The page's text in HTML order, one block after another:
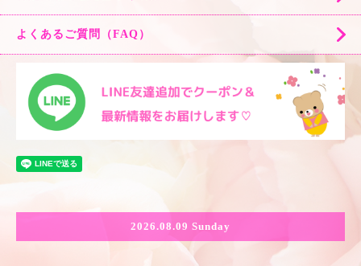
よくあるご質問（FAQ）
2026.08.09 Sunday